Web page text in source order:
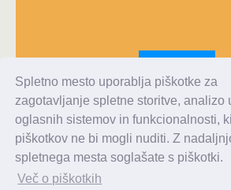
Spletno mesto uporablja piškotke za
zagotavljanje spletne storitve, analizo
oglasnih sistemov in funkcionalnosti,
piškotkov ne bi mogli nuditi. Z
spletnega mesta soglašate s piškotki.
Več o piškotkih
Alaris d.o.o., Topniška 14, Ljubljana, Tel.: